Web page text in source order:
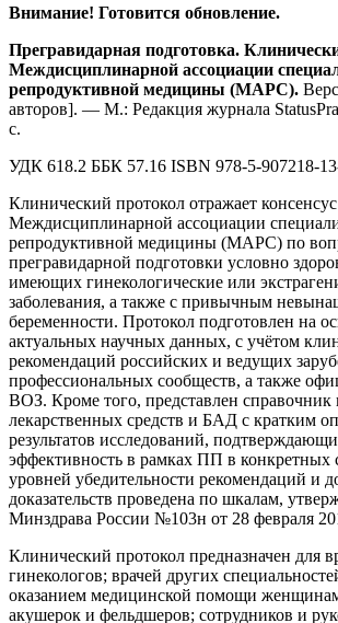
Внимание! Готовится обновление.
Прегравидарная подготовка.
Междисциплинарной ассоциации
репродуктивной медицины (МАРС).
авторов]. — М.: Редакция журнала
с.
УДК 618.2 ББК 57.16 ISBN 978-5-907218-
Клинический протокол отражает
Междисциплинарной ассоциации
репродуктивной медицины (МАРС) по
прегравидарной подготовки условно
имеющих гинекологические или
заболевания, а также с привычным
беременности. Протокол подготовлен на
актуальных научных данных, с учётом
рекомендаций российских и ведущих
профессиональных сообществ, а также
ВОЗ. Кроме того, представлен справочник
лекарственных средств и БАД с кратким
результатов исследований,
эффективность в рамках ПП в конкретных
уровней убедительности рекомендаций и
доказательств проведена по шкалам,
Минздрава России №103н от 28 февраля
Клинический протокол предназначен для
гинекологов; врачей других
оказанием медицинской помощи
акушерок и фельдшеров; сотрудников и